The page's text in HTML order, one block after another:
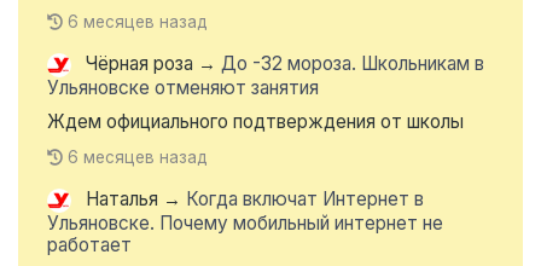
6 месяцев назад
Чёрная роза → До -32 мороза. Школьникам в
Ульяновске отменяют занятия
Ждем официального подтверждения от школы
6 месяцев назад
Наталья → Когда включат Интернет в
Ульяновске. Почему мобильный интернет не
работает